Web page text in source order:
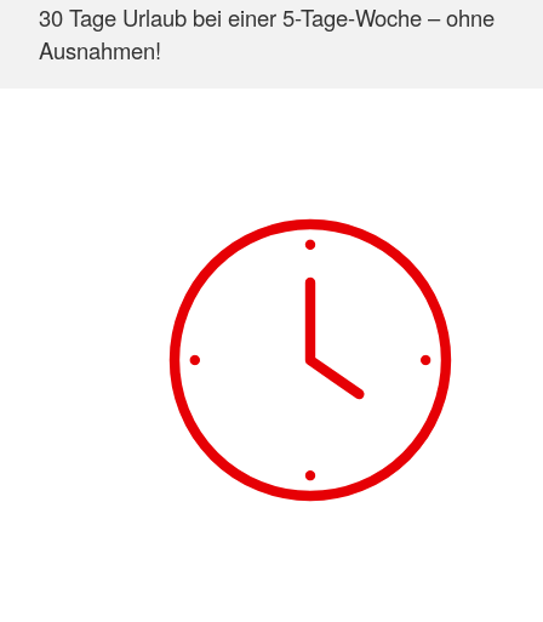
30 Tage Urlaub bei einer 5-Tage-Woche – ohne
Ausnahmen!